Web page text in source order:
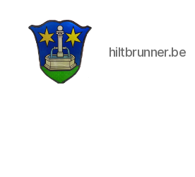
hiltbrunner.be